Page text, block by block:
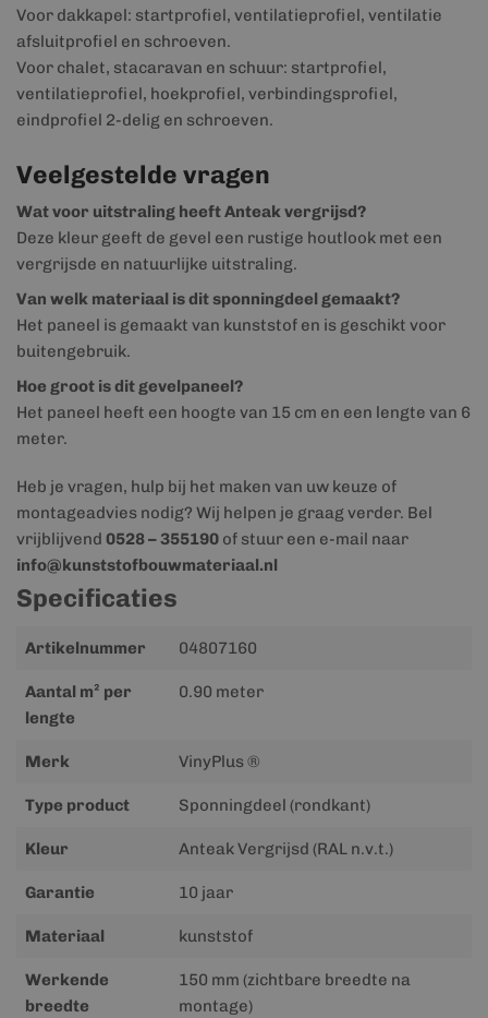
Voor dakkapel: startprofiel, ventilatieprofiel, ventilatie
afsluitprofiel en schroeven.
Voor chalet, stacaravan en schuur: startprofiel,
ventilatieprofiel, hoekprofiel, verbindingsprofiel,
eindprofiel 2-delig en schroeven.
Veelgestelde vragen
Wat voor uitstraling heeft Anteak vergrijsd?
Deze kleur geeft de gevel een rustige houtlook met een
vergrijsde en natuurlijke uitstraling.
Van welk materiaal is dit sponningdeel gemaakt?
Het paneel is gemaakt van kunststof en is geschikt voor
buitengebruik.
Hoe groot is dit gevelpaneel?
Het paneel heeft een hoogte van 15 cm en een lengte van 6
meter.
Heb je vragen, hulp bij het maken van uw keuze of
montageadvies nodig? Wij helpen je graag verder. Bel
vrijblijvend 0528 – 355190 of stuur een e-mail naar
info@kunststofbouwmateriaal.nl
Specificaties
Meer
Artikelnummer 04807160
Aantal m² per
lengte
0.90 meter
Merk VinyPlus ®
Type product Sponningdeel (rondkant)
Kleur Anteak Vergrijsd (RAL n.v.t.)
Garantie 10 jaar
Materiaal kunststof
Werkende
breedte
150 mm (zichtbare breedte na
montage)